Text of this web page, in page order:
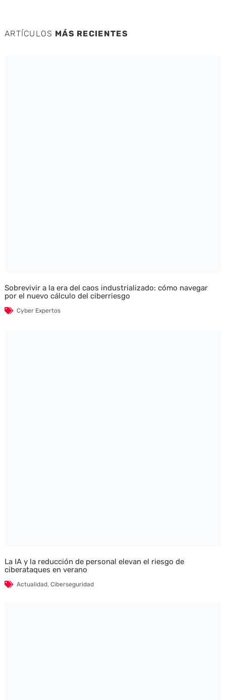
ARTÍCULOS MÁS RECIENTES
Sobrevivir a la era del caos industrializado: cómo navegar
por el nuevo cálculo del ciberriesgo
Cyber Expertos
La IA y la reducción de personal elevan el riesgo de
ciberataques en verano
Actualidad, Ciberseguridad